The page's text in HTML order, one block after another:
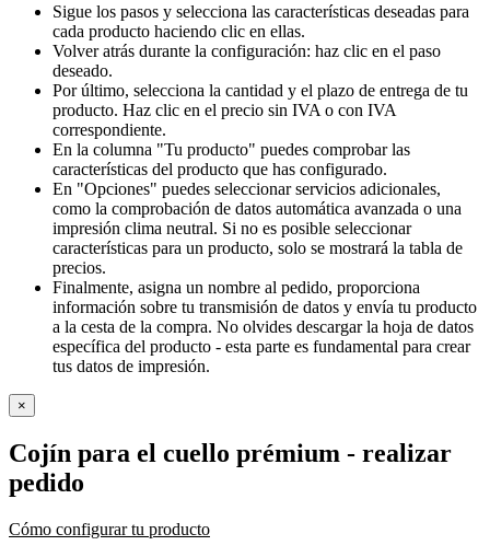
Sigue los pasos y selecciona las características deseadas para
cada producto haciendo clic en ellas.
Volver atrás durante la configuración: haz clic en el paso
deseado.
Por último, selecciona la cantidad y el plazo de entrega de tu
producto. Haz clic en el precio sin IVA o con IVA
correspondiente.
En la columna "Tu producto" puedes comprobar las
características del producto que has configurado.
En "Opciones" puedes seleccionar servicios adicionales,
como la comprobación de datos automática avanzada o una
impresión clima neutral. Si no es posible seleccionar
características para un producto, solo se mostrará la tabla de
precios.
Finalmente, asigna un nombre al pedido, proporciona
información sobre tu transmisión de datos y envía tu producto
a la cesta de la compra. No olvides descargar la hoja de datos
específica del producto - esta parte es fundamental para crear
tus datos de impresión.
×
Cojín para el cuello prémium - realizar
pedido
Cómo configurar tu producto